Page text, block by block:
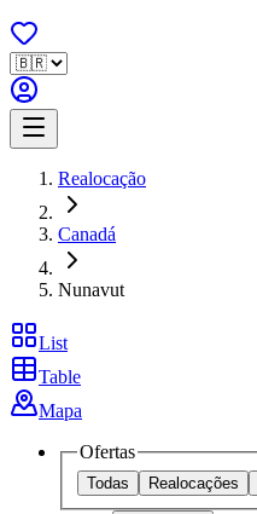
Realocação
Canadá
Nunavut
List
Table
Mapa
Ofertas
Todas Realocações